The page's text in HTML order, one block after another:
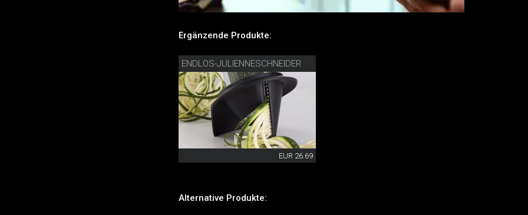
Ergänzende Produkte:
ENDLOS-JULIENNESCHNEIDER
EUR 26.69
Alternative Produkte: